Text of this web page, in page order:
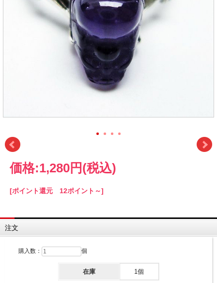
価格:1,280円 (税込)
[ポイント還元 12ポイント～]
注文
購入数： 個
在庫 1個